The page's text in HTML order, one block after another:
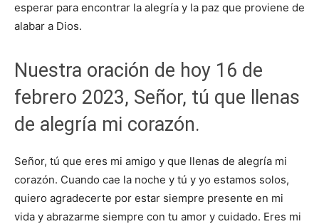
esperar para encontrar la alegría y la paz que proviene de
alabar a Dios.
Nuestra oración de hoy 16 de
febrero 2023, Señor, tú que llenas
de alegría mi corazón.
Señor, tú que eres mi amigo y que llenas de alegría mi
corazón. Cuando cae la noche y tú y yo estamos solos,
quiero agradecerte por estar siempre presente en mi
vida y abrazarme siempre con tu amor y cuidado. Eres mi